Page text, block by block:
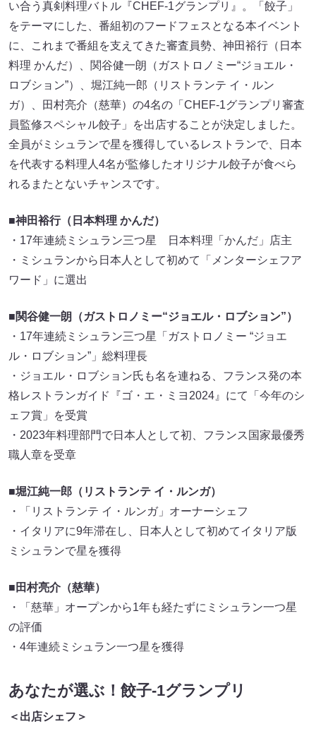
い合う真剣料理バトル『CHEF-1グランプリ』。「餃子」
をテーマにした、番組初のフードフェスとなる本イベント
に、これまで番組を支えてきた審査員勢、神田裕行（日本
料理 かんだ）、関谷健一朗（ガストロノミー“ジョエル・
ロブション”）、堀江純一郎（リストランテ イ・ルン
ガ）、田村亮介（慈華）の4名の「CHEF-1グランプリ審査
員監修スペシャル餃子」を出店することが決定しました。
全員がミシュランで星を獲得しているレストランで、日本
を代表する料理人4名が監修したオリジナル餃子が食べら
れるまたとないチャンスです。
■神田裕行（日本料理 かんだ）
・17年連続ミシュラン三つ星 日本料理「かんだ」店主
・ミシュランから日本人として初めて「メンターシェフア
ワード」に選出
■関谷健一朗（ガストロノミー“ジョエル・ロブション”）
・17年連続ミシュラン三つ星「ガストロノミー “ジョエ
ル・ロブション”」総料理長
・ジョエル・ロブション氏も名を連ねる、フランス発の本
格レストランガイド『ゴ・エ・ミヨ2024』にて「今年のシ
ェフ賞」を受賞
・2023年料理部門で日本人として初、フランス国家最優秀
職人章を受章
■堀江純一郎（リストランテ イ・ルンガ）
・「リストランテ イ・ルンガ」オーナーシェフ
・イタリアに9年滞在し、日本人として初めてイタリア版
ミシュランで星を獲得
■田村亮介（慈華）
・「慈華」オープンから1年も経たずにミシュラン一つ星
の評価
・4年連続ミシュラン一つ星を獲得
あなたが選ぶ！餃子-1グランプリ
＜出店シェフ＞